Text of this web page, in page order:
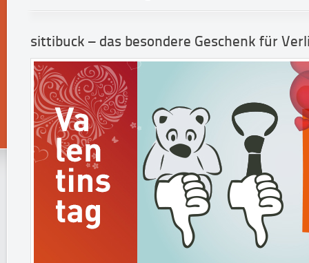
sittibuck – das besondere Geschenk für